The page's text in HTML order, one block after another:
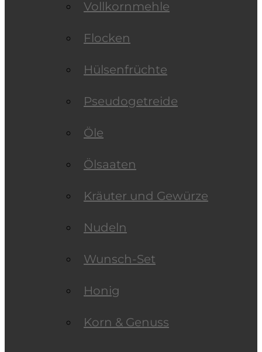
Vollkornmehle
Flocken
Hülsenfrüchte
Pseudogetreide
Öle
Ölsaaten
Kräuter und Gewürze
Nudeln
Wunsch-Set
Honig
Korn & Genuss